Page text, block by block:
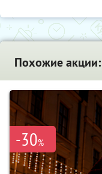
Похожие акции:
-30%